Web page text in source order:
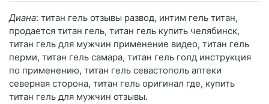
Диана: титан гель отзывы развод, интим гель титан,
продается титан гель, титан гель купить челябинск,
титан гель для мужчин применение видео, титан гель
перми, титан гель самара, титан гель голд инструкция
по применению, титан гель севастополь аптеки
северная сторона, титан гель оригинал где, купить
титан гель для мужчин отзывы.